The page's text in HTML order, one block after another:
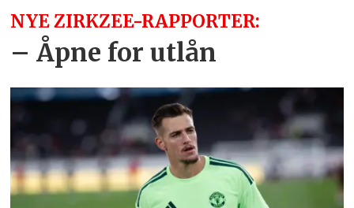
NYE ZIRKZEE-RAPPORTER:
– Åpne for utlån